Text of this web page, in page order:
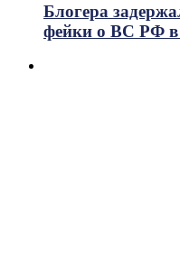
Блогера
фейки о ВС РФ в